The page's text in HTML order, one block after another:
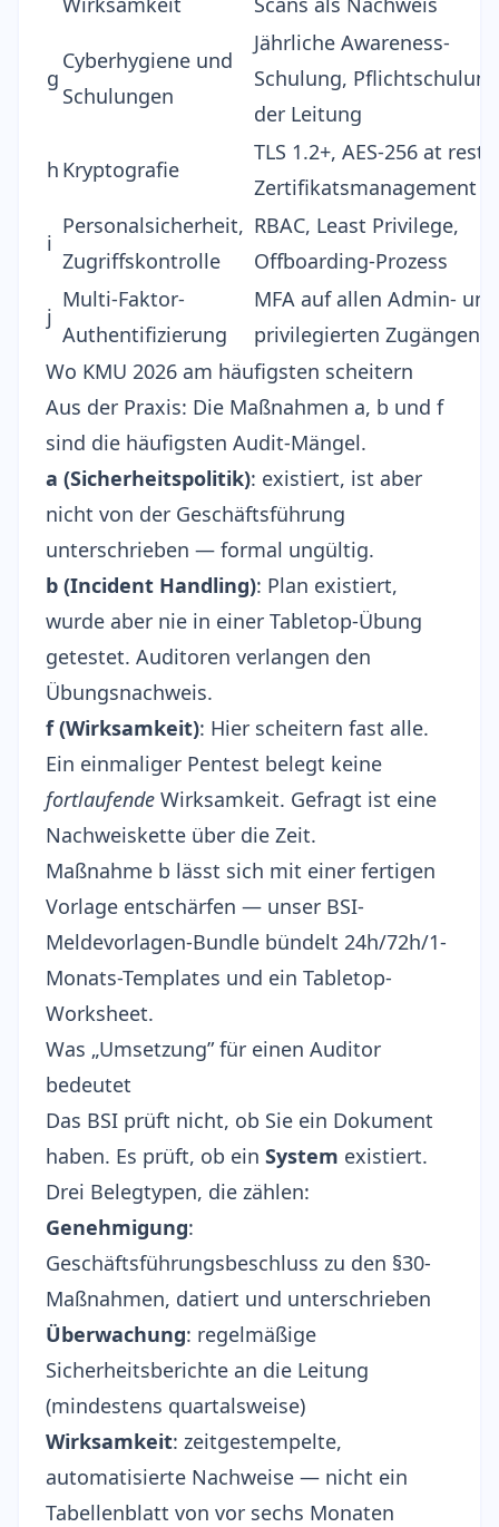
g
Cyberhygiene und
Schulungen
Jährliche Awareness-
Schulung, Pflichtschulung
der Leitung
h Kryptografie
TLS 1.2+, AES-256 at rest,
Zertifikatsmanagement
i
Personalsicherheit,
Zugriffskontrolle
RBAC, Least Privilege,
Offboarding-Prozess
j
Multi-Faktor-
Authentifizierung
MFA auf allen Admin- und
privilegierten Zugängen
Wo KMU 2026 am häufigsten scheitern
Aus der Praxis: Die Maßnahmen a, b und f
sind die häufigsten Audit-Mängel.
a (Sicherheitspolitik): existiert, ist aber
nicht von der Geschäftsführung
unterschrieben — formal ungültig.
b (Incident Handling): Plan existiert,
wurde aber nie in einer Tabletop-Übung
getestet. Auditoren verlangen den
Übungsnachweis.
f (Wirksamkeit): Hier scheitern fast alle.
Ein einmaliger Pentest belegt keine
fortlaufende Wirksamkeit. Gefragt ist eine
Nachweiskette über die Zeit.
Maßnahme b lässt sich mit einer fertigen
Vorlage entschärfen — unser BSI-
Meldevorlagen-Bundle bündelt 24h/72h/1-
Monats-Templates und ein Tabletop-
Worksheet.
Was „Umsetzung” für einen Auditor
bedeutet
Das BSI prüft nicht, ob Sie ein Dokument
haben. Es prüft, ob ein System existiert.
Drei Belegtypen, die zählen:
Genehmigung:
Geschäftsführungsbeschluss zu den §30-
Maßnahmen, datiert und unterschrieben
Überwachung: regelmäßige
Sicherheitsberichte an die Leitung
(mindestens quartalsweise)
Wirksamkeit: zeitgestempelte,
automatisierte Nachweise — nicht ein
Tabellenblatt von vor sechs Monaten